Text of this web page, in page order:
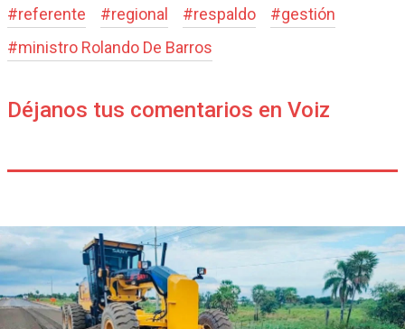
#referente #regional #respaldo #gestión
#ministro Rolando De Barros
Déjanos tus comentarios en Voiz